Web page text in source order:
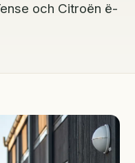
och Citroën ë-